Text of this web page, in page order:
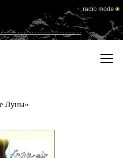
radio mode
Луны»